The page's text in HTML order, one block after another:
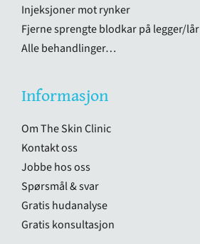
Injeksjoner mot rynker
Fjerne sprengte blodkar på legger/lår
Alle behandlinger…
Informasjon
Om The Skin Clinic
Kontakt oss
Jobbe hos oss
Spørsmål & svar
Gratis hudanalyse
Gratis konsultasjon